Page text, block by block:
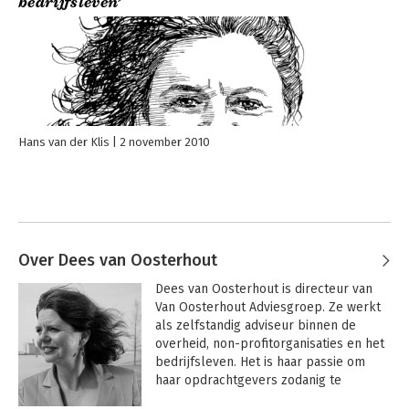
Hans van der Klis 2 november 2010
Over Dees van Oosterhout
Dees van Oosterhout is directeur van
Van Oosterhout Adviesgroep. Ze werkt
als zelfstandig adviseur binnen de
overheid, non-profitorganisaties en het
bedrijfsleven. Het is haar passie om
haar opdrachtgevers zodanig te